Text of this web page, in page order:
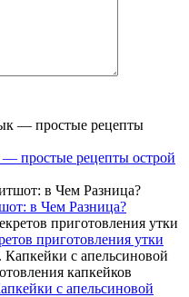
простые рецепты острой
в Чем Разница?
приготовления утки
с апельсиновой